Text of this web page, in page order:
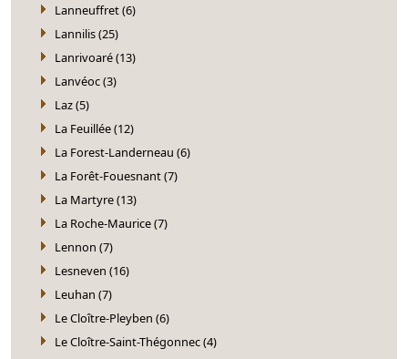
Lanneuffret (6)
Lannilis (25)
Lanrivoaré (13)
Lanvéoc (3)
Laz (5)
La Feuillée (12)
La Forest-Landerneau (6)
La Forêt-Fouesnant (7)
La Martyre (13)
La Roche-Maurice (7)
Lennon (7)
Lesneven (16)
Leuhan (7)
Le Cloître-Pleyben (6)
Le Cloître-Saint-Thégonnec (4)